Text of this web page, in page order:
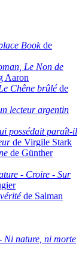
Bookde
Le Non de
Aaron
Chêne brûléde
lecteur argentin
possédait paraît-il
de Virgile Stark
de Günther
- Croire - Sur
de Salman
Ni nature, ni morte